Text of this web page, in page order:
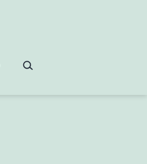
Поиск…